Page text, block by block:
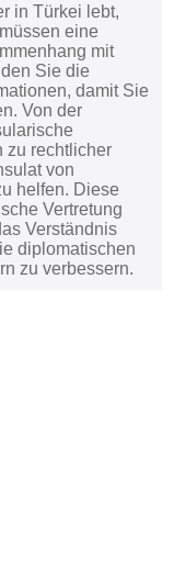
in Türkei lebt,
eine
mit
Sie die
damit Sie
Von der
zu rechtlicher
von
helfen. Diese
Vertretung
Verständnis
diplomatischen
zu verbessern.